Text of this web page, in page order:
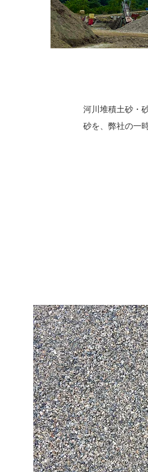
河川堆積土砂・
砂を、弊社の一